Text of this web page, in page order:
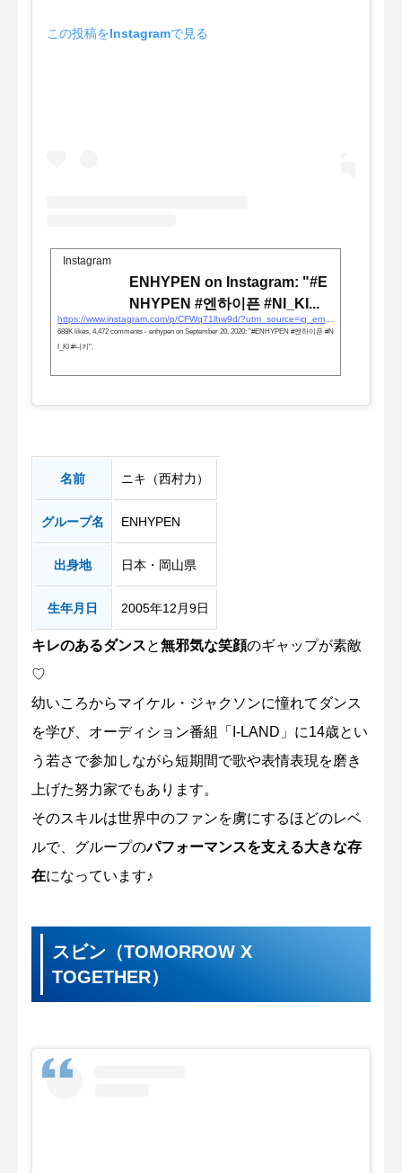
この投稿をInstagramで見る
Instagram
ENHYPEN on Instagram: "#E
NHYPEN #엔하이픈 #NI_KI...
688K likes, 4,472 comments - enhypen on September 20, 2020: "#ENHYPEN #엔하이픈 #N
I_KI #니키".
名前 ニキ（西村力）
グループ名 ENHYPEN
出身地 日本・岡山県
生年月日 2005年12月9日
キレのあるダンスと無邪気な笑顔のギャップが素敵
♡
幼いころからマイケル・ジャクソンに憧れてダンス
を学び、オーディション番組「I-LAND」に14歳とい
う若さで参加しながら短期間で歌や表情表現を磨き
上げた努力家でもあります。
そのスキルは世界中のファンを虜にするほどのレベ
ルで、グループのパフォーマンスを支える大きな存
在になっています♪
スビン（TOMORROW X
TOGETHER）